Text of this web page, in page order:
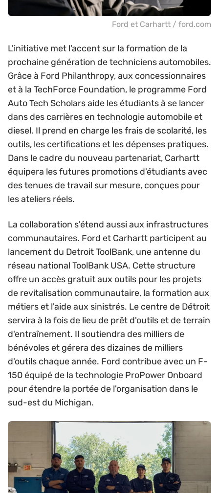
Ford et Carhartt / ford.com
L'initiative met l'accent sur la formation de la
prochaine génération de techniciens automobiles.
Grâce à Ford Philanthropy, aux concessionnaires
et à la TechForce Foundation, le programme Ford
Auto Tech Scholars aide les étudiants à se lancer
dans des carrières en technologie automobile et
diesel. Il prend en charge les frais de scolarité, les
outils, les certifications et les dépenses pratiques.
Dans le cadre du nouveau partenariat, Carhartt
équipera les futures promotions d'étudiants avec
des tenues de travail sur mesure, conçues pour
les ateliers réels.
La collaboration s'étend aussi aux infrastructures
communautaires. Ford et Carhartt participent au
lancement du Detroit ToolBank, une antenne du
réseau national ToolBank USA. Cette structure
offre un accès gratuit aux outils pour les projets
de revitalisation communautaire, la formation aux
métiers et l'aide aux sinistrés. Le centre de Détroit
servira à la fois de lieu de prêt d'outils et de terrain
d'entraînement. Il soutiendra des milliers de
bénévoles et gérera des dizaines de milliers
d'outils chaque année. Ford contribue avec un F-
150 équipé de la technologie ProPower Onboard
pour étendre la portée de l'organisation dans le
sud-est du Michigan.